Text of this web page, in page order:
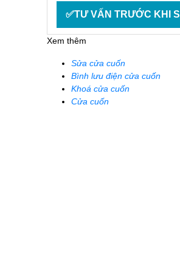
✅TƯ VẤN TRƯỚC KHI
Xem thêm
Sửa cửa cuốn
Bình lưu điện cửa cuốn
Khoá cửa cuốn
Cửa cuốn